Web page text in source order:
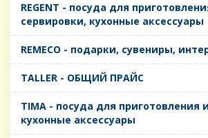
REGENT - посуда для
сервировки, кухонные аксессуары
REMECO - подарки, сувениры,
TALLER - ОБЩИЙ ПРАЙС
TIMA - посуда для приготовления
кухонные аксессуары